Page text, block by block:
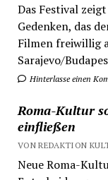
Das Festival
Gedenken, das
Filmen freiwillig
Sarajevo/
Hinterlasse einen
Roma-Kultur
einfließen
VON REDAKTION
Neue Roma-